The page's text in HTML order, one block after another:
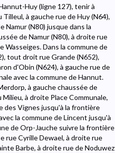
Huy (ligne 127), tenir à
à gauche rue de Huy (N64),
Namur (N80) jusque dans la
de Namur (N80), à droite rue
Wasseiges. Dans la commune de
tout droit rue Grande (N652),
d'Obin (N624), à gauche rue de
avec la commune de Hannut.
à gauche chaussée de
à droite Place Communale,
des Vignes jusqu'à la frontière
la commune de Lincent jusqu'à
de Orp-Jauche suivre la frontière
rue Cyrille Dewael, à droite rue
Barbe, à droite rue de Noduwez